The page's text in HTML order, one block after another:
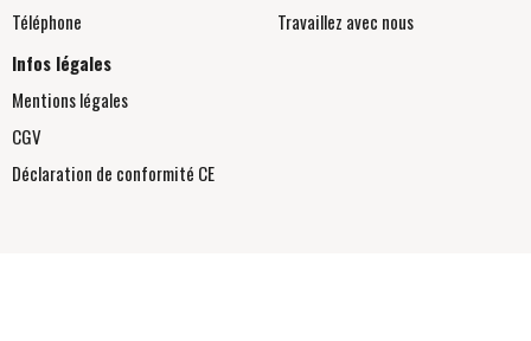
Téléphone
Travaillez avec nous
Infos légales
Mentions légales
CGV
Déclaration de conformité CE